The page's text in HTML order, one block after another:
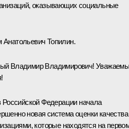
оказывающих социальные
Топилин.
Владимир Владимирович!
Российской Федерации начала
новая система оценки качества
которые находятся на